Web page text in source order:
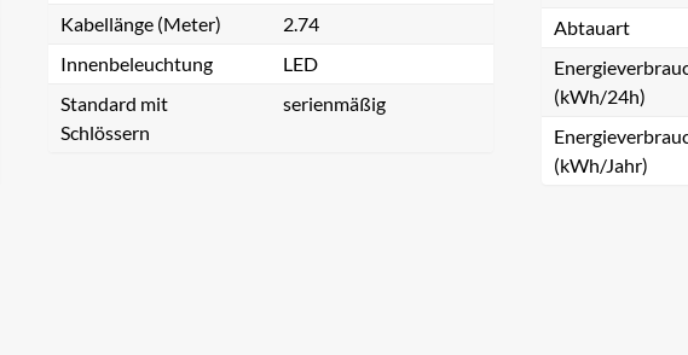
Kabellänge (Meter)
2.74
Innenbeleuchtung
LED
Standard mit
Schlössern
serienmäßig
Abtauart
(kWh/24h)
(kWh/Jahr)